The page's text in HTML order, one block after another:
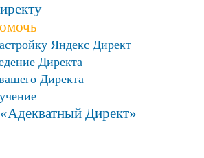
Яндекс Директ
Директа
Директа
Директ»